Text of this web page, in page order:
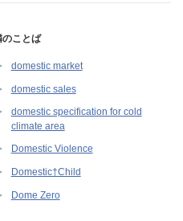
ことば
domestic market
domestic sales
domestic specification for cold
climate area
Domestic Violence
Domestic†Child
Dome Zero